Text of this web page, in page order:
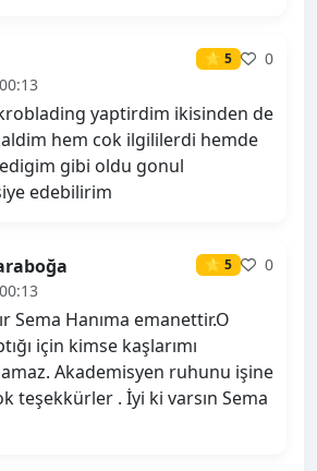
⭐ 5
0
yaptirdim ikisinden de
hem cok ilgililerdi hemde
gibi oldu gonul
edebilirim
⭐ 5
0
Sema Hanıma emanettir.O
için kimse kaşlarımı
Akademisyen ruhunu işine
teşekkürler . İyi ki varsın Sema